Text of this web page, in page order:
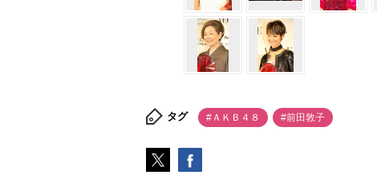
タグ #ＡＫＢ４８ #前田敦子